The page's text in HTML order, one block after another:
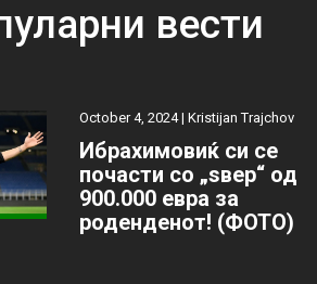
вести
October 4, 2024 |Kristijan Trajchov
Ибрахимовиќ си се
почасти со „ѕвер“ од
900.000 евра за
роденденот! (ФОТО)